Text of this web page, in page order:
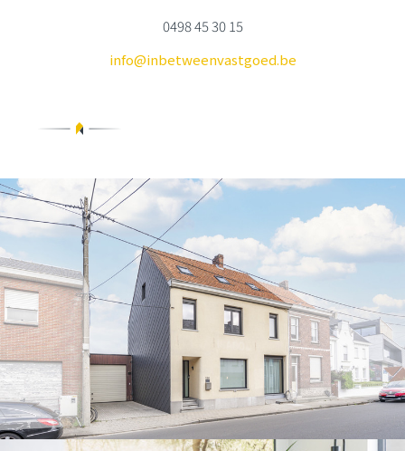
0498 45 30 15
info@inbetweenvastgoed.be